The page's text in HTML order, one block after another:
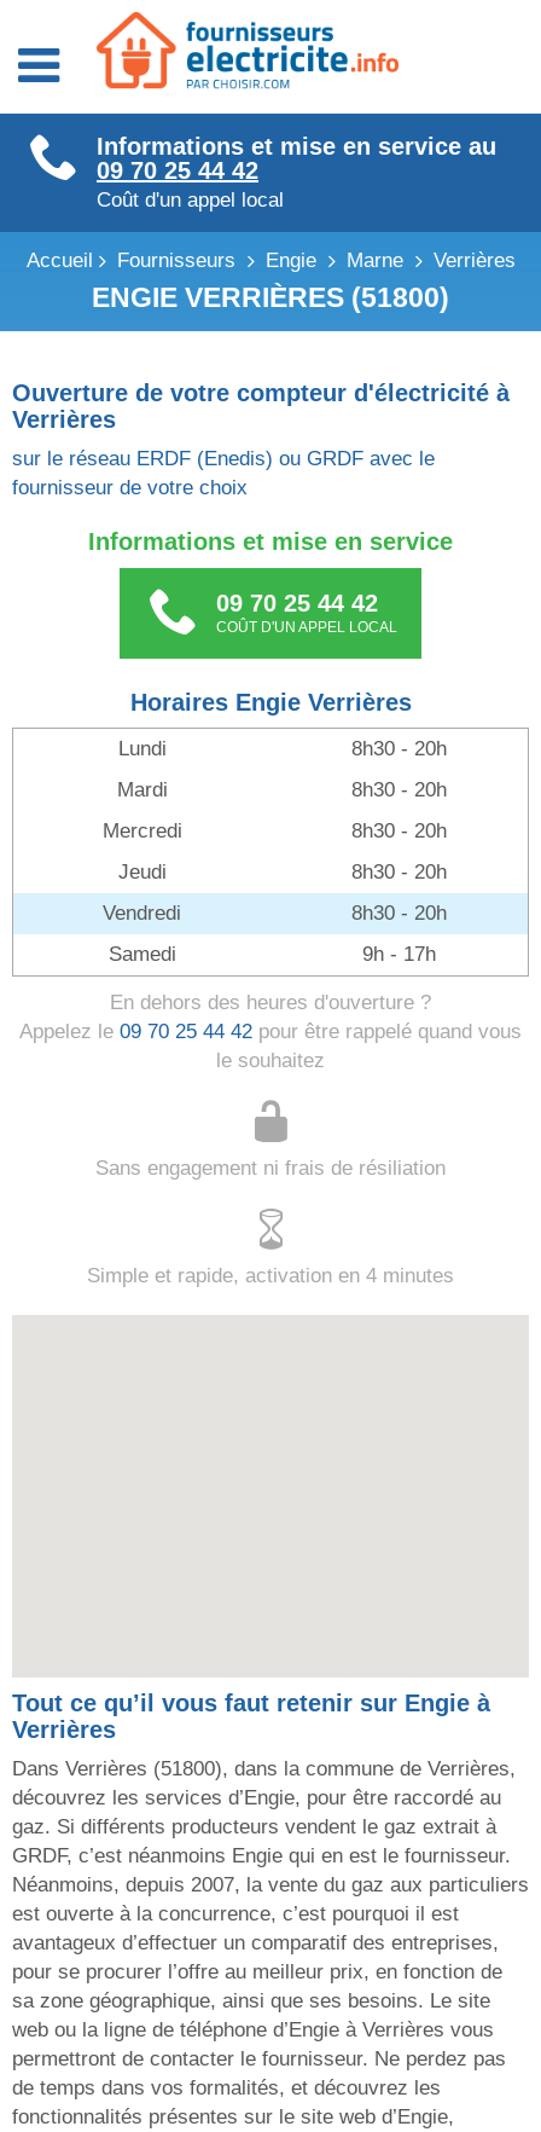
Fournisseurs énergie
Fournisseurs électricité
Fournisseurs gaz
Informations et mise en service au
09 70 25 44 42
Coût d'un appel local
Accueil Fournisseurs Engie Marne Verrières
ENGIE VERRIÈRES (51800)
Ouverture de votre compteur d'électricité à
Verrières
sur le réseau ERDF (Enedis) ou GRDF avec le
fournisseur de votre choix
Informations et mise en service
09 70 25 44 42
COÛT D'UN APPEL LOCAL
Horaires Engie Verrières
Lundi
8h30 - 20h
Mardi
8h30 - 20h
Mercredi
8h30 - 20h
Jeudi
8h30 - 20h
Vendredi
8h30 - 20h
Samedi
9h - 17h
En dehors des heures d'ouverture ?
Appelez le 09 70 25 44 42 pour être rappelé quand vous
le souhaitez
Sans engagement ni frais de résiliation
Simple et rapide, activation en 4 minutes
Tout ce qu’il vous faut retenir sur Engie à
Verrières
Dans Verrières (51800), dans la commune de Verrières,
découvrez les services d’Engie, pour être raccordé au
gaz. Si différents producteurs vendent le gaz extrait à
GRDF, c’est néanmoins Engie qui en est le fournisseur.
Néanmoins, depuis 2007, la vente du gaz aux particuliers
est ouverte à la concurrence, c’est pourquoi il est
avantageux d’effectuer un comparatif des entreprises,
pour se procurer l’offre au meilleur prix, en fonction de
sa zone géographique, ainsi que ses besoins. Le site
web ou la ligne de téléphone d’Engie à Verrières vous
permettront de contacter le fournisseur. Ne perdez pas
de temps dans vos formalités, et découvrez les
fonctionnalités présentes sur le site web d’Engie,